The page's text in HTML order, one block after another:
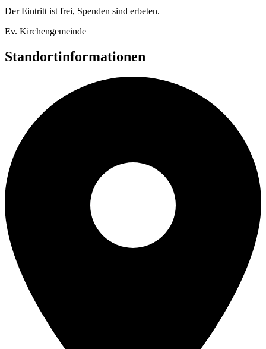
Der Eintritt ist frei, Spenden sind erbeten.
Ev. Kirchengemeinde
Standortinformationen